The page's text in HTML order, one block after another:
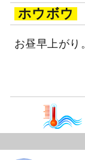
ホウボウ
お昼早上がり